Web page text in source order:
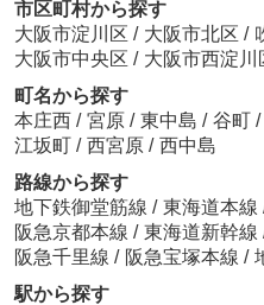
市区町村から探す
大阪市淀川区 / 大阪市北区 /
大阪市中央区 / 大阪市西淀川
町名から探す
本庄西 / 宮原 / 東中島 / 谷町 /
江坂町 / 西宮原 / 西中島
路線から探す
地下鉄御堂筋線 / 東海道本線
阪急京都本線 / 東海道新幹線
阪急千里線 / 阪急宝塚本線 /
駅から探す